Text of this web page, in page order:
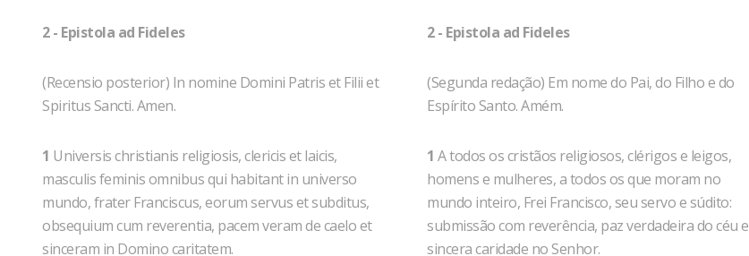
2 - Epistola ad Fideles
(Recensio posterior) In nomine Domini Patris et Filii et
Spiritus Sancti. Amen.
1 Universis christianis religiosis, clericis et laicis,
masculis feminis omnibus qui habitant in universo
mundo, frater Franciscus, eorum servus et subditus,
obsequium cum reverentia, pacem veram de caelo et
sinceram in Domino caritatem.
2 - Epistola ad Fideles
(Segunda redação) Em nome do Pai, do Filho e do
Espírito Santo. Amém.
1 A todos os cristãos religiosos, clérigos e leigos,
homens e mulheres, a todos os que moram no
mundo inteiro, Frei Francisco, seu servo e súdito:
submissão com reverência, paz verdadeira do céu e
sincera caridade no Senhor.